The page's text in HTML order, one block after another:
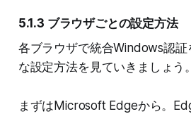
5.1.3 ブラウザごとの設定方法
各ブラウザで統合Windows認証
な設定方法を見ていきましょう。
まずはMicrosoft Edgeから。